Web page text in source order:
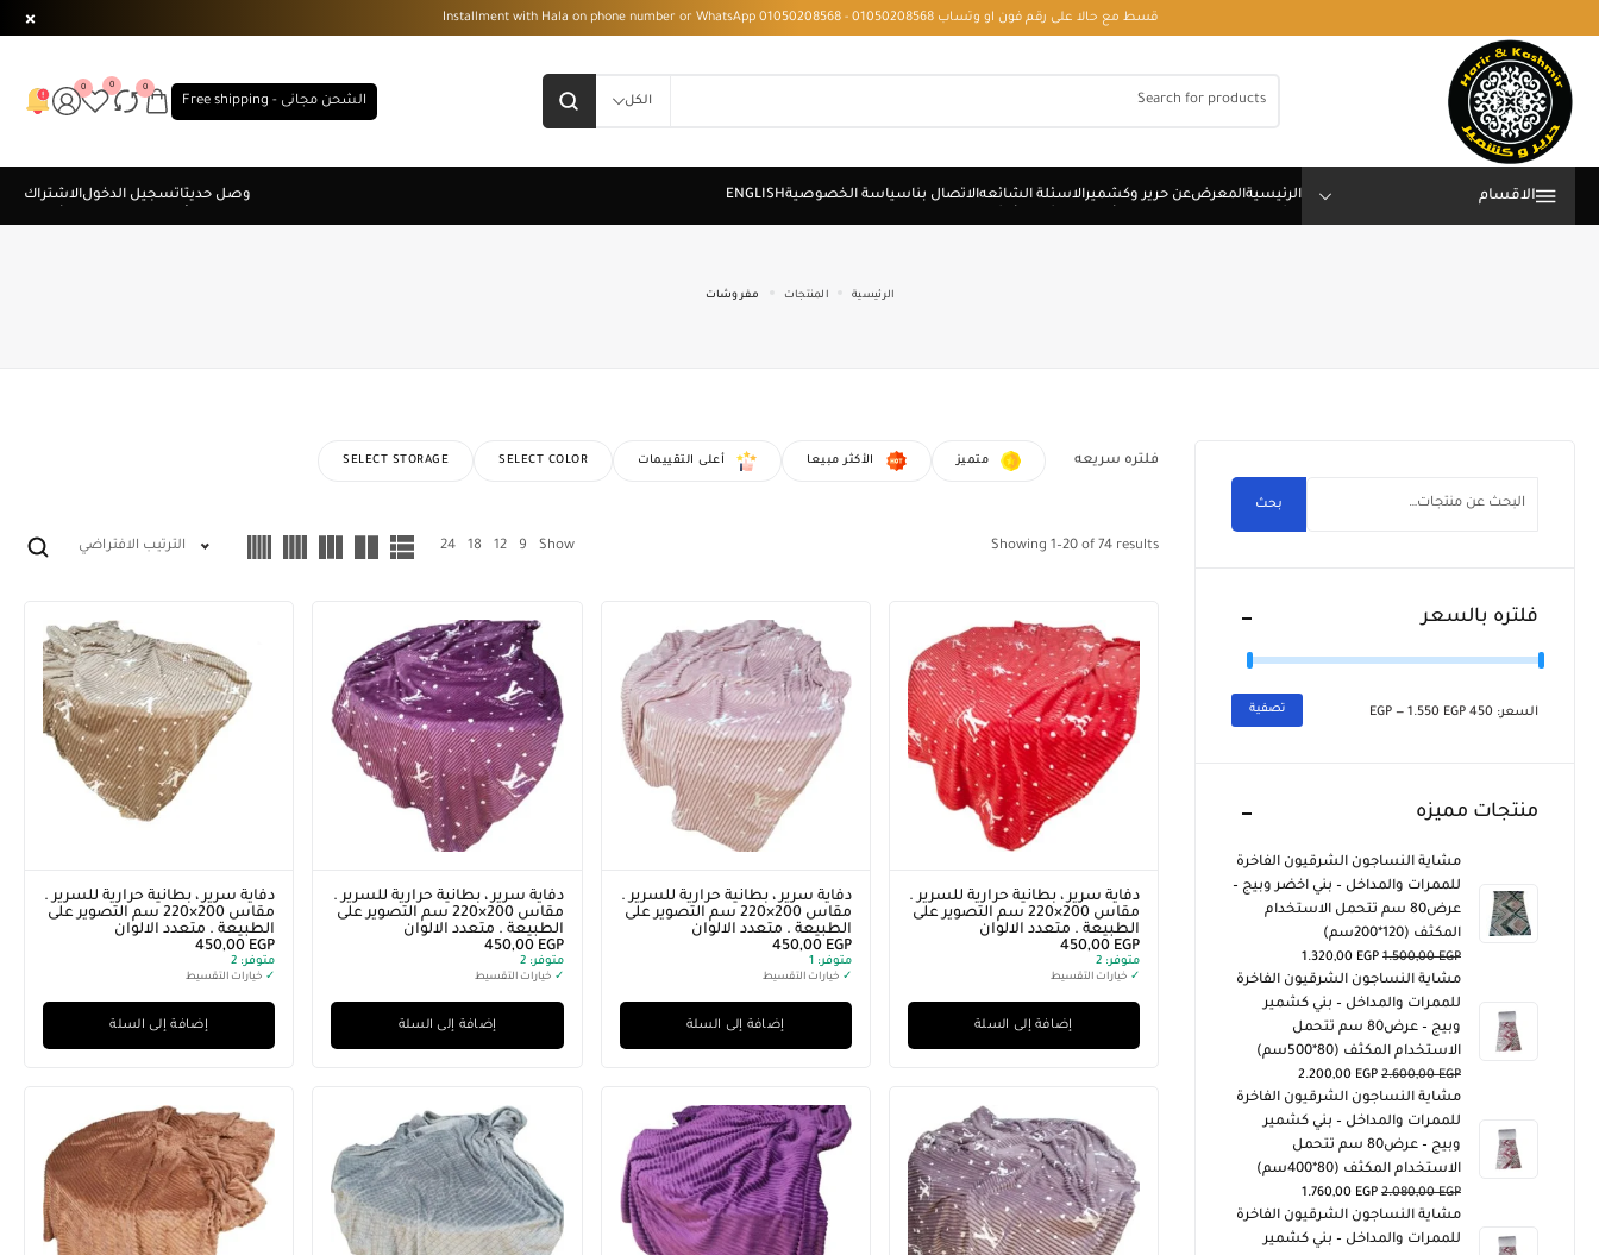
قسط مع حالا على رقم فون او وتساب 01050208568 - Installment with Hala on phone number or WhatsApp 01050208568
الكل الشحن مجانى - Free shipping
0
0
0
الاقسام
الرئيسية المنتجات مفروشات
بحث
فلتره بالسعر
تصفية السعر: 450 EGP
— 1.550 EGP
منتجات مميزه
مشاية النساجون الشرقيون الفاخرة
للممرات والمداخل – بني اخضر وبيج –
عرض80 سم تتحمل الاستخدام
المكثف (120*200سم)
1.500,00EGP
1.320,00 EGP
مشاية النساجون الشرقيون الفاخرة
للممرات والمداخل – بني كشمير
وبيج – عرض80 سم تتحمل
الاستخدام المكثف (80*500سم)
2.600,00EGP
2.200,00 EGP
مشاية النساجون الشرقيون الفاخرة
للممرات والمداخل – بني كشمير
وبيج – عرض80 سم تتحمل
الاستخدام المكثف (80*400سم)
2.080,00EGP
1.760,00 EGP
مشاية النساجون الشرقيون الفاخرة
للممرات والمداخل – بني كشمير
فلتره سريعه متميز الأكثر مبيعا أعلى التقييمات SELECT COLOR
SELECT STORAGE
Showing 1–20 of 74 results
Show
9
12
18
24 الترتيب الافتراضي
دفاية سرير ، بطانية حرارية للسرير .
مقاس 200×220 سم التصوير على
الطبيعة . متعدد الالوان
450,00 EGP
متوفر:
✓ خيارات التقسيط
إضافة إلى السلة
دفاية سرير ، بطانية حرارية للسرير .
مقاس 200×220 سم التصوير على
الطبيعة . متعدد الالوان
450,00 EGP
متوفر: 1
✓ خيارات التقسيط
إضافة إلى السلة
دفاية سرير ، بطانية حرارية للسرير .
مقاس 200×220 سم التصوير على
الطبيعة . متعدد الالوان
450,00 EGP
متوفر: 2
✓ خيارات التقسيط
إضافة إلى السلة
دفاية سرير ، بطانية حرارية للسرير .
مقاس 200×220 سم التصوير على
الطبيعة . متعدد الالوان
450,00 EGP
متوفر:
✓ خيارات التقسيط
إضافة إلى السلة